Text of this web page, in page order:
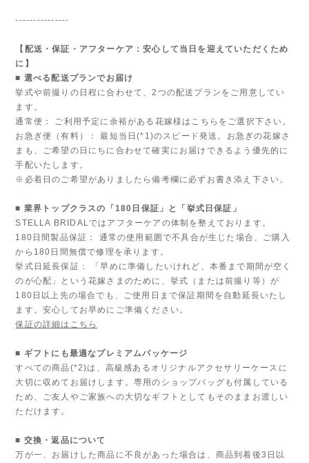
---------------
【配送・保証・アフターケア：安心して当日を迎えていただくため
に】
■ 選べる配送プランでお届け
挙式や前撮りの日程に合わせて、2つの配送プランをご用意してい
ます。
通常便： ご利用予定に余裕がある花嫁様はこちらをご選択下さい。
お急ぎ便（有料）： 最短当日(*1)のスピード発送。お急ぎの花嫁さ
まも、ご希望の日にちに合わせて確実にお届けできるよう優先的に
手配いたします。
※必着日のご希望がありましたら備考欄に必ずお書き添え下さい。
■ 業界トップクラスの「180日保証」と「挙式日保証」
STELLA BRIDALではアフターケアの体制を整えております。
180日間製品保証： 通常の使用範囲で不具合が生じた場合、ご購入
から180日間無償で修理を承ります。
挙式日延長保証： 「早めに準備したいけれど、本番まで期間が空く
のが心配」という花嫁さまのために、挙式（または前撮り等）が
180日以上先の場合でも、ご使用日まで保証期間を自動延長いたし
ます。安心してお早めにご準備ください。
保証の詳細はこちら
■ ギフトにも最適なプレミアムパッケージ
すべての商品(*2)は、高級感あるオリジナルアクセサリーケースに
大切に収めてお届けします。専用のショップバッグも付属している
ため、ご友人やご家族への大切なギフトとしてもそのままお渡しい
ただけます。
■ 交換・返品について
万が一、お届けした商品に不良があった場合は、商品到着後3日以